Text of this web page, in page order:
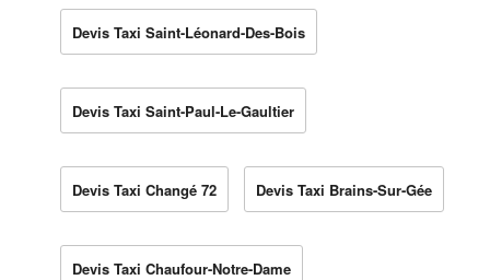
Devis Taxi Saint-Léonard-Des-Bois
Devis Taxi Saint-Paul-Le-Gaultier
Devis Taxi Changé 72 Devis Taxi Brains-Sur-Gée
Devis Taxi Chaufour-Notre-Dame